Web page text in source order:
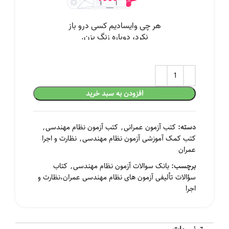
افزودن به سبد خرید
دسته: کتب آزمون عمرانی, کتب آزمون نظام مهندسی,
کتب کمک آموزشی آزمون نظام مهندسی, نظارت و اجرا
عمران
برچسب: بانک سوالات آزمون نظام مهندسی, کتاب
سؤالات تألیفی آزمون های نظام مهندسی عمران،نظارت و
اجرا